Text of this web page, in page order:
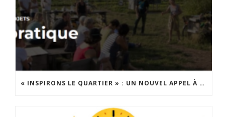
« INSPIRONS LE QUARTIER » : UN NOUVEL APPEL À PROJETS EST LANCÉ !